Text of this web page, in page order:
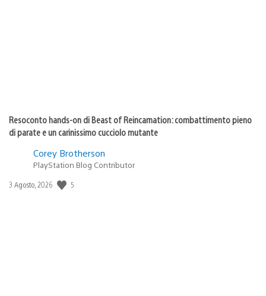
Resoconto hands-on di Beast of Reincarnation: combattimento pieno
di parate e un carinissimo cucciolo mutante
Corey Brotherson
PlayStation Blog Contributor
Data
3 Agosto, 2026 5